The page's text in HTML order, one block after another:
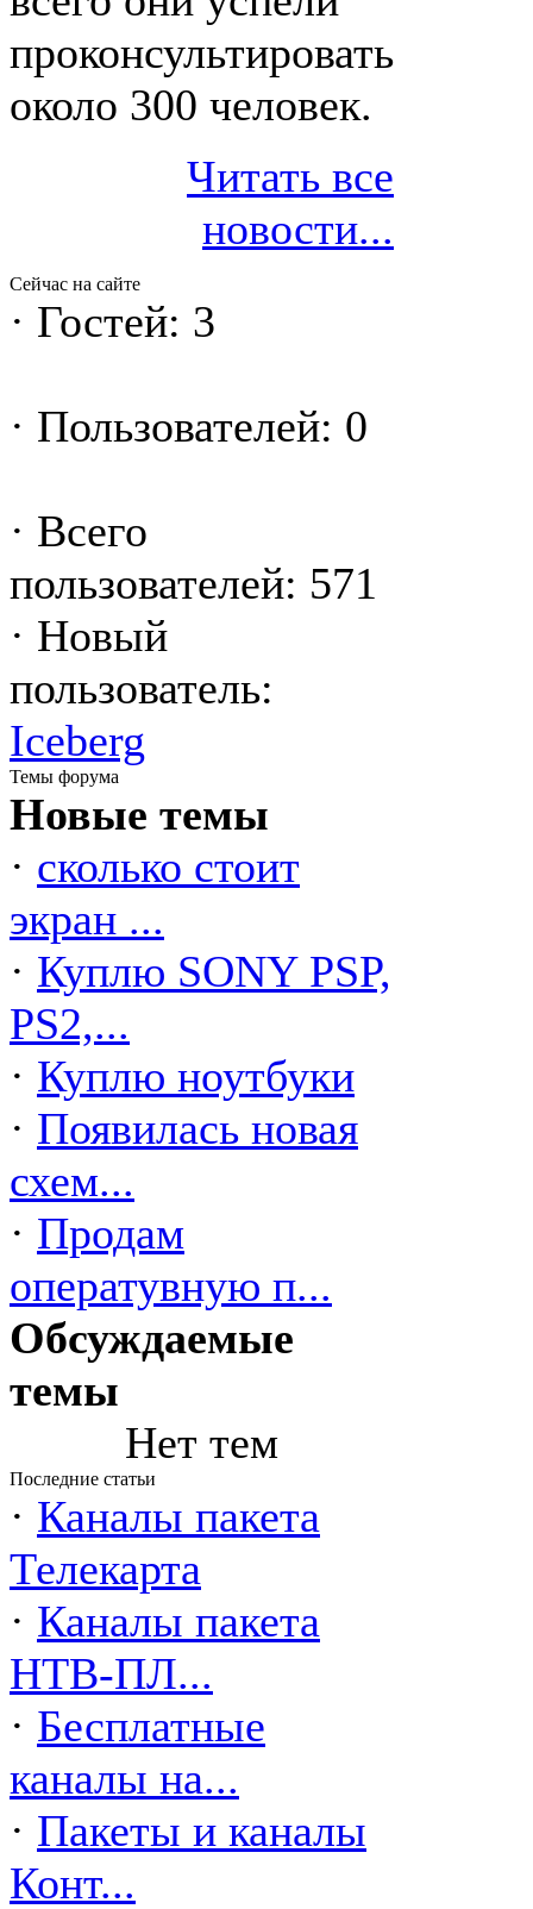
проконсультировать
около 300 человек.
Читать все
новости...
Сейчас на сайте
· Гостей: 3
· Пользователей: 0
· Всего
пользователей: 571
· Новый
пользователь:
Iceberg
Темы форума
Новые темы
· сколько стоит
экран ...
· Куплю SONY PSP,
PS2,...
· Куплю ноутбуки
· Появилась новая
схем...
· Продам
оператувную п...
Обсуждаемые
темы
Нет тем
Последние статьи
· Каналы пакета
Телекарта
· Каналы пакета
НТВ-ПЛ...
· Бесплатные
каналы на...
· Пакеты и каналы
Конт...